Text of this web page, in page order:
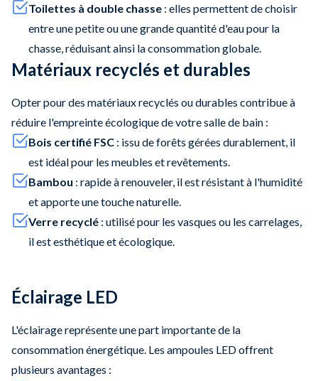
Toilettes à double chasse : elles permettent de choisir
entre une petite ou une grande quantité d'eau pour la
chasse, réduisant ainsi la consommation globale.
Matériaux recyclés et durables
Opter pour des matériaux recyclés ou durables contribue à
réduire l'empreinte écologique de votre salle de bain :​
Bois certifié FSC : issu de forêts gérées durablement, il
est idéal pour les meubles et revêtements.
Bambou : rapide à renouveler, il est résistant à l'humidité
et apporte une touche naturelle.
Verre recyclé : utilisé pour les vasques ou les carrelages,
il est esthétique et écologique.
Éclairage LED
L'éclairage représente une part importante de la
consommation énergétique. Les ampoules LED offrent
plusieurs avantages :​